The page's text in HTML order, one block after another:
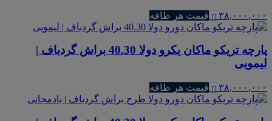
۳۸,۰۰۰,۰۰۰ قیمت هر طاقه
پارچه تریکو ماکان یکرو دولا 40.30 براش گردباف |
لیمویی
۳۸,۰۰۰,۰۰۰ قیمت هر طاقه